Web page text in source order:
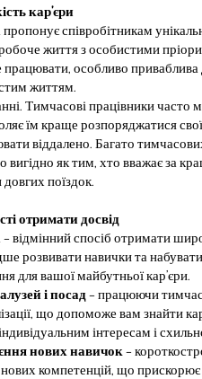
кар’єри
співробітникам
життя з особистими
працювати, особливо
життям.
Тимчасові працівники часто
їм краще розпоряджатися
віддалено. Багато
вигідно як тим, хто вважає за
поїздок.
отримати досвід
відмінний спосіб отримати
розвивати навички та
для вашої майбутньої кар’єри.
і посад– працюючи
що допоможе вам знайти
інтересам і
нових навичок –
компетенцій, що